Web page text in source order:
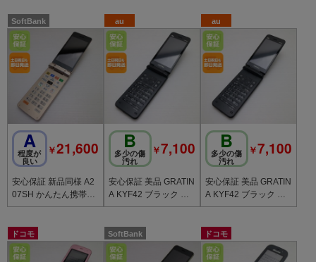
SoftBank
A
程度が
良い
￥21,600
安心保証 新品同様 A2
07SH かんたん携帯11
ゴールド
au
B
多少の傷
汚れ
￥7,100
安心保証 美品 GRATIN
A KYF42 ブラック 白
ロム
au
B
多少の傷
汚れ
￥7,100
安心保証 美品 GRATIN
A KYF42 ブラック 白
ロム
ドコモ SoftBank ドコモ